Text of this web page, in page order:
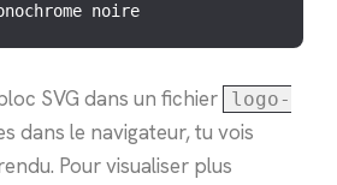
noire
SVG dans un fichier
logo-
dans le navigateur, tu vois
Pour visualiser plus